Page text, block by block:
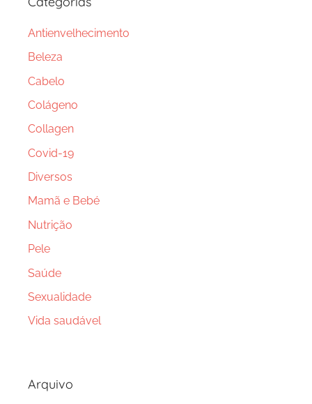
Antienvelhecimento
Beleza
Cabelo
Colágeno
Collagen
Covid-19
Diversos
Mamã e Bebé
Nutrição
Pele
Saúde
Sexualidade
Vida saudável
Arquivo